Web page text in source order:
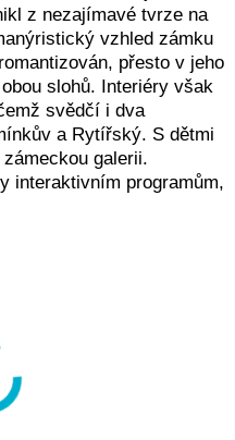
z nezajímavé tvrze na
vzhled zámku
přesto v jeho
slohů. Interiéry však
svědčí i dva
a Rytířský. S dětmi
galerii.
interaktivním programům,